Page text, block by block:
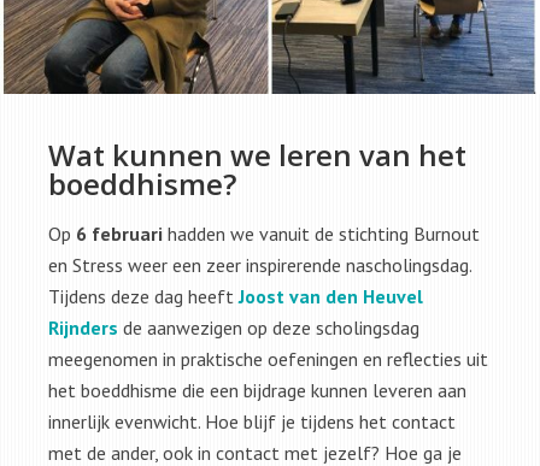
Wat kunnen we leren van het
boeddhisme?
Op 6 februari hadden we vanuit de stichting Burnout
en Stress weer een zeer inspirerende nascholingsdag.
Tijdens deze dag heeftJoost van den Heuvel
Rijnders de aanwezigen op deze scholingsdag
meegenomen in praktische oefeningen en reflecties uit
het boeddhisme die een bijdrage kunnen leveren aan
innerlijk evenwicht. Hoe blijf je tijdens het contact
met de ander, ook in contact met jezelf? Hoe ga je